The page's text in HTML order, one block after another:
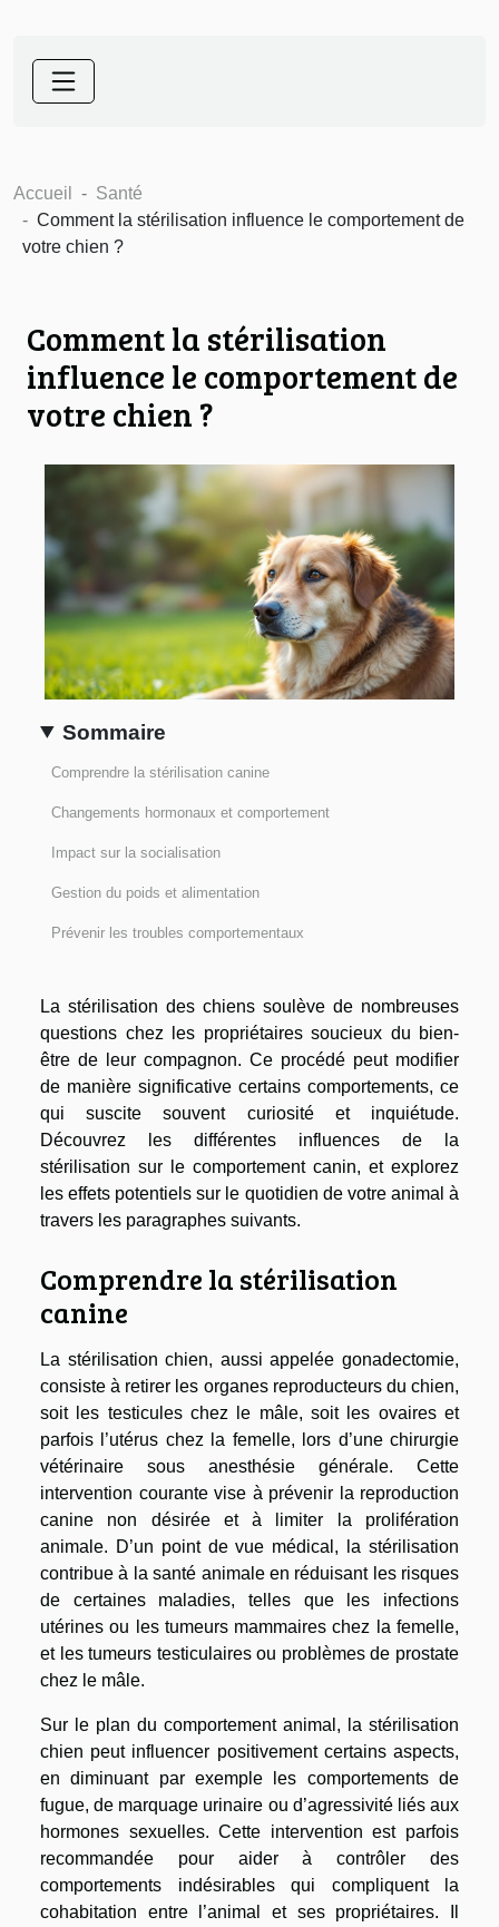
Accueil
Santé
Comment la stérilisation influence le comportement de
votre chien ?
Comment la stérilisation
influence le comportement de
votre chien ?
Sommaire
Comprendre la stérilisation canine
Changements hormonaux et comportement
Impact sur la socialisation
Gestion du poids et alimentation
Prévenir les troubles comportementaux
La stérilisation des chiens soulève de nombreuses
questions chez les propriétaires soucieux du bien-
être de leur compagnon. Ce procédé peut modifier
de manière significative certains comportements, ce
qui suscite souvent curiosité et inquiétude.
Découvrez les différentes influences de la
stérilisation sur le comportement canin, et explorez
les effets potentiels sur le quotidien de votre animal à
travers les paragraphes suivants.
Comprendre la stérilisation
canine
La stérilisation chien, aussi appelée gonadectomie,
consiste à retirer les organes reproducteurs du chien,
soit les testicules chez le mâle, soit les ovaires et
parfois l’utérus chez la femelle, lors d’une chirurgie
vétérinaire sous anesthésie générale. Cette
intervention courante vise à prévenir la reproduction
canine non désirée et à limiter la prolifération
animale. D’un point de vue médical, la stérilisation
contribue à la santé animale en réduisant les risques
de certaines maladies, telles que les infections
utérines ou les tumeurs mammaires chez la femelle,
et les tumeurs testiculaires ou problèmes de prostate
chez le mâle.
Sur le plan du comportement animal, la stérilisation
chien peut influencer positivement certains aspects,
en diminuant par exemple les comportements de
fugue, de marquage urinaire ou d’agressivité liés aux
hormones sexuelles. Cette intervention est parfois
recommandée pour aider à contrôler des
comportements indésirables qui compliquent la
cohabitation entre l’animal et ses propriétaires. Il